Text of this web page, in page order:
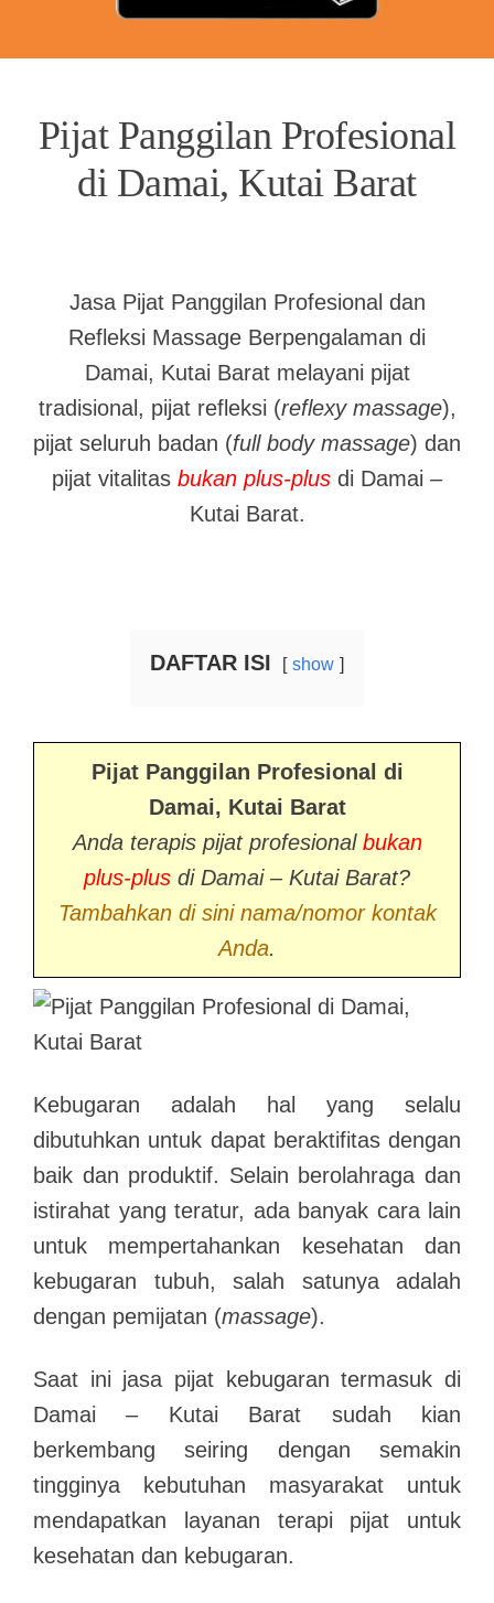
Pijat Panggilan Profesional
di Damai, Kutai Barat
Jasa Pijat Panggilan Profesional dan
Refleksi Massage Berpengalaman di
Damai, Kutai Barat melayani pijat
tradisional, pijat refleksi (reflexy massage),
pijat seluruh badan (full body massage) dan
pijat vitalitas bukan plus-plus di Damai –
Kutai Barat.
DAFTAR ISI show
Pijat Panggilan Profesional di
Damai, Kutai Barat
Anda terapis pijat profesional bukan
plus-plus di Damai – Kutai Barat?
Tambahkan di sini nama/nomor kontak
Anda.
Kebugaran adalah hal yang selalu
dibutuhkan untuk dapat beraktifitas dengan
baik dan produktif. Selain berolahraga dan
istirahat yang teratur, ada banyak cara lain
untuk mempertahankan kesehatan dan
kebugaran tubuh, salah satunya adalah
dengan pemijatan (massage).
Saat ini jasa pijat kebugaran termasuk di
Damai – Kutai Barat sudah kian
berkembang seiring dengan semakin
tingginya kebutuhan masyarakat untuk
mendapatkan layanan terapi pijat untuk
kesehatan dan kebugaran.